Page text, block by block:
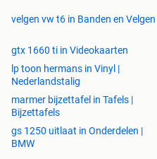
velgen vw t6 in Banden en Velgen
gtx 1660 ti in Videokaarten
lp toon hermans in Vinyl |
Nederlandstalig
marmer bijzettafel in Tafels |
Bijzettafels
gs 1250 uitlaat in Onderdelen |
BMW